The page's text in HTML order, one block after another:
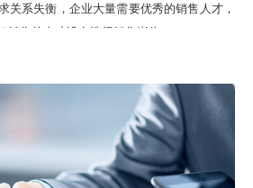
关系失衡，企业大量需要优秀的销售人才，
销售的人才没有选择销售岗位。
业生也是想尝试销售岗位这份具有挑战性的
能做好，也不知道企业会给自己多次时间适
对从校园人转换成销售人的交接和培训缺
放弃了大有前途的销售职业；